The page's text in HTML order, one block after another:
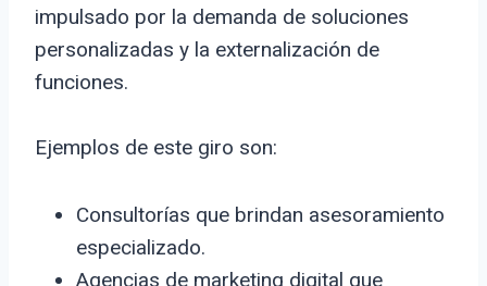
impulsado por la demanda de soluciones
personalizadas y la externalización de
funciones.
Ejemplos de este giro son:
Consultorías que brindan asesoramiento
especializado.
Agencias de marketing digital que